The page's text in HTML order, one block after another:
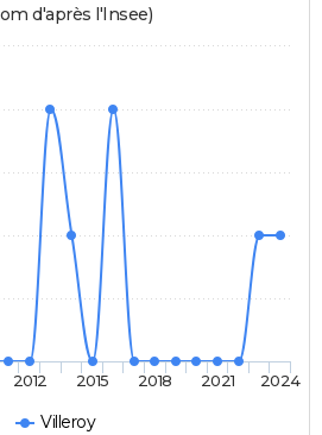
d'après l'Insee)
Villeroy
2012 2015 2018 2021 2024